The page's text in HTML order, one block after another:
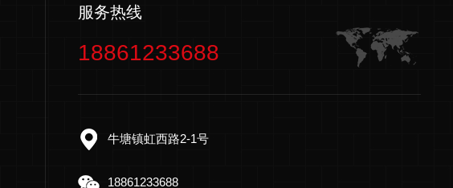
服务热线
18861233688
牛塘镇虹西路2-1号
18861233688